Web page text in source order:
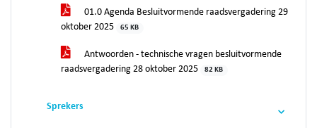
01.0 Agenda Besluitvormende raadsvergadering 29
oktober 2025
65 KB
Antwoorden - technische vragen besluitvormende
raadsvergadering 28 oktober 2025
82 KB
Sprekers